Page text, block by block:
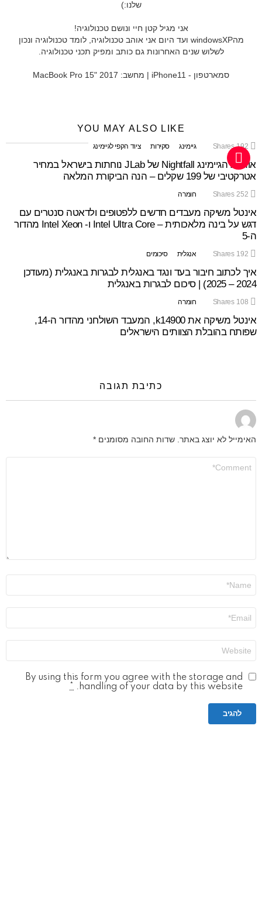
שלנו:)
אני מגיל קטן חיי ונושם טכנולוגיה!
מהwindowsXP ועד היום אני אוהב טכנולוגיה, לומד טכנולוגיה ונכון
לשלוש שנים האחרונות גם כותב ומפיק תכני טכנולוגיה.
סמארטפון - iPhone11 | מחשב: MacBook Pro 15" 2017
YOU MAY ALSO LIKE
192
Shares גיימינג סקירות ציוד הקפי לגיימינג
אוזניות הגיימינג Nightfall של JLab נוחתות בישראל במחיר
אטרקטיבי של 199 שקלים – הנה הביקורת המלאה
252
Shares חומרה
אינטל משיקה מעבדים חדשים ללפטופים ולדאטה סנטרים עם
דגש על בינה מלאכותית – Intel Ultra Core ו- Intel Xeon מהדור
ה-5
192
Shares אנגלית סיכומים
איך לכתוב חיבור בעד ונגד באנגלית לבגרות באנגלית (מעודכן
2024 – 2025) | סיכום לבגרות באנגלית
108
Shares חומרה
אינטל משיקה את k14900, המעבד השולחני מהדור ה-14,
שפותח בהובלת הצוותים הישראלים
כתיבת תגובה
האימייל לא יוצג באתר. שדות החובה מסומנים *
שלך
By using this form you agree with the storage and
handling of your data by this website.